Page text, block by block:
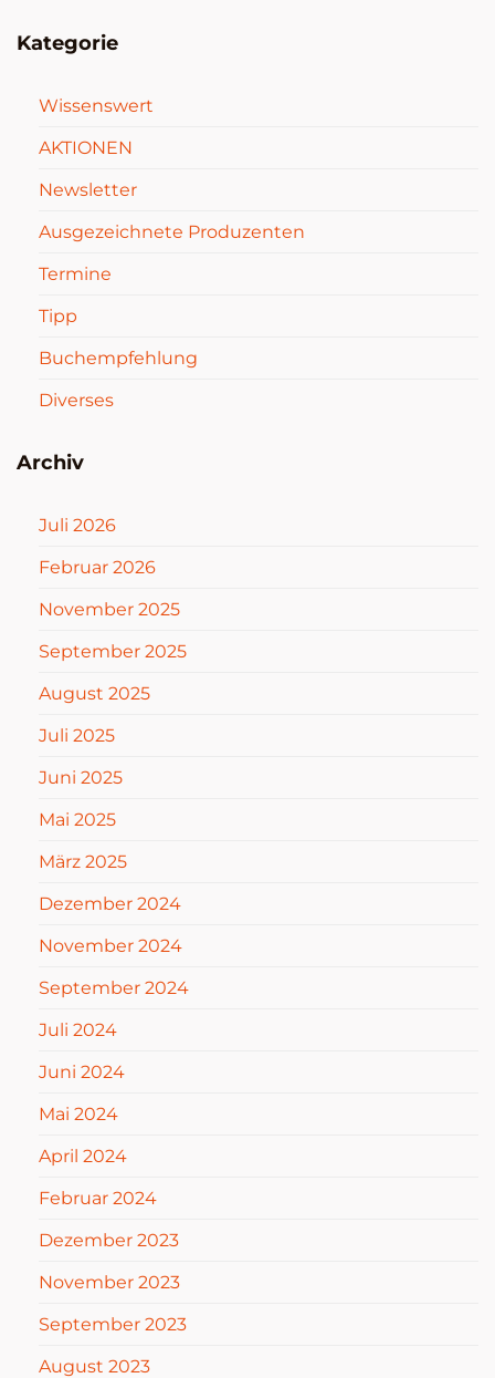
Kategorie
Wissenswert
AKTIONEN
Newsletter
Ausgezeichnete Produzenten
Termine
Tipp
Buchempfehlung
Diverses
Archiv
Juli 2026
Februar 2026
November 2025
September 2025
August 2025
Juli 2025
Juni 2025
Mai 2025
März 2025
Dezember 2024
November 2024
September 2024
Juli 2024
Juni 2024
Mai 2024
April 2024
Februar 2024
Dezember 2023
November 2023
September 2023
August 2023